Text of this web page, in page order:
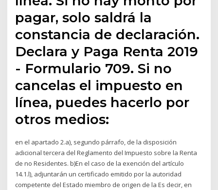
pagar, solo saldrá la
constancia de declaración.
Declara y Paga Renta 2019
- Formulario 709. Si no
cancelas el impuesto en
línea, puedes hacerlo por
otros medios:
en el apartado 2.a), segundo párrafo, de la disposición
adicional tercera del Reglamento del Impuesto sobre la Renta
de no Residentes. b)En el caso de la exención del artículo
14.1.l), adjuntarán un certificado emitido por la autoridad
competente del Estado miembro de origen de la Es decir, en